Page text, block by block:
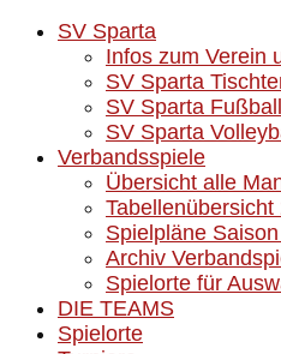
SV Sparta
Infos zum Verein
SV Sparta
SV Sparta Fußball
SV Sparta
Verbandsspiele
Übersicht alle
Tabellenübersicht
Spielpläne
Archiv
Spielorte für
DIE TEAMS
Spielorte